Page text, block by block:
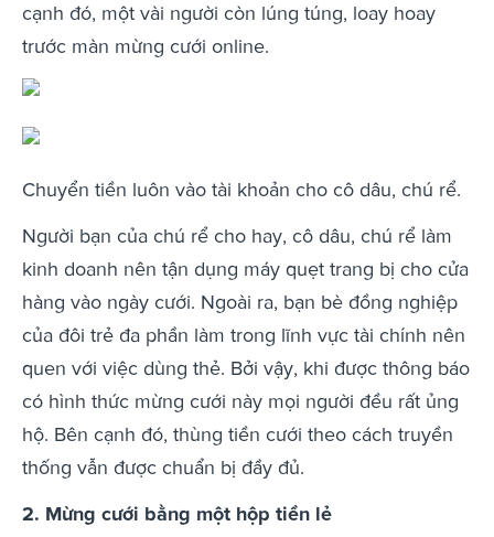
cạnh đó, một vài người còn lúng túng, loay hoay
trước màn mừng cưới online.
Chuyển tiền luôn vào tài khoản cho cô dâu, chú rể.
Người bạn của chú rể cho hay, cô dâu, chú rể làm
kinh doanh nên tận dụng máy quẹt trang bị cho cửa
hàng vào ngày cưới. Ngoài ra, bạn bè đồng nghiệp
của đôi trẻ đa phần làm trong lĩnh vực tài chính nên
quen với việc dùng thẻ. Bởi vậy, khi được thông báo
có hình thức mừng cưới này mọi người đều rất ủng
hộ. Bên cạnh đó, thùng tiền cưới theo cách truyền
thống vẫn được chuẩn bị đầy đủ.
2. Mừng cưới bằng một hộp tiền lẻ